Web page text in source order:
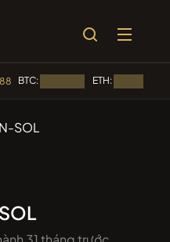
BTC: ETH:
HƯỚNG
SOL